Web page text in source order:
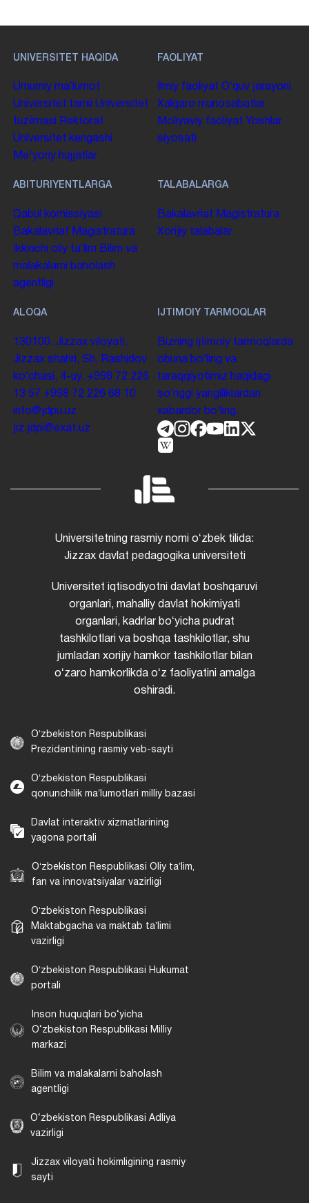
UNIVERSITET HAQIDA
Umumiy maʼlumot
Universitet tarixi Universitet
tuzilmasi
Rektorat
Universitet kengashi
Me'yoriy hujjatlar
FAOLIYAT
Ilmiy faoliyat Oʻquv jarayoni
Xalqaro munosabatlar
Moliyaviy faoliyat Yoshlar
siyosati
ABITURIYENTLARGA
Qabul komissiyasi
Bakalavriat Magistratura
Ikkinchi oliy taʼlim Bilim va
malakalarni baholash
agentligi
TALABALARGA
Bakalavriat Magistratura
Xorijiy talabalar
ALOQA
130100. Jizzax viloyati,
Jizzax shahri, Sh. Rashidov
koʻchasi, 4-uy. +998 72 226
13 57 +998 72 226 68 10
info@jdpu.uz
jiz.jdpi@exat.uz
IJTIMOIY TARMOQLAR
Bizning ijtimoiy tarmoqlarda
obuna boʻling va
taraqqiyotimiz haqidagi
soʻnggi yangiliklardan
xabardor boʻling.
Universitetning rasmiy nomi oʻzbek tilida:
Jizzax davlat pedagogika universiteti
Universitet iqtisodiyotni davlat boshqaruvi
organlari, mahalliy davlat hokimiyati
organlari, kadrlar boʻyicha pudrat
tashkilotlari va boshqa tashkilotlar, shu
jumladan xorijiy hamkor tashkilotlar bilan
oʻzaro hamkorlikda oʻz faoliyatini amalga
oshiradi.
Oʻzbekiston Respublikasi
Prezidentining rasmiy veb-sayti
Oʻzbekiston Respublikasi
qonunchilik maʼlumotlari milliy bazasi
Davlat interaktiv xizmatlarining
yagona portali
Oʻzbekiston Respublikasi Oliy taʼlim,
fan va innovatsiyalar vazirligi
Oʻzbekiston Respublikasi
Maktabgacha va maktab taʼlimi
vazirligi
Oʻzbekiston Respublikasi Hukumat
portali
Inson huquqlari bo‘yicha
O‘zbekiston Respublikasi Milliy
markazi
Bilim va malakalarni baholash
agentligi
O‘zbekiston Respublikasi Adliya
vazirligi
Jizzax viloyati hokimligining rasmiy
sayti